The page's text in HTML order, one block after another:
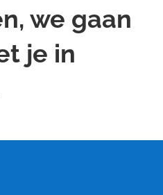
we gaan
je in